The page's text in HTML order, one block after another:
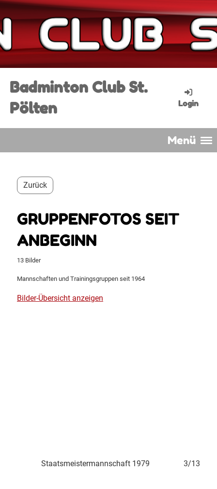
Badminton Club St.
Pölten
Login
Menü
Zurück
GRUPPENFOTOS SEIT
ANBEGINN
13 Bilder
Mannschaften und Trainingsgruppen seit 1964
Bilder-Übersicht anzeigen
Staatsmeistermannschaft 1979 3/13